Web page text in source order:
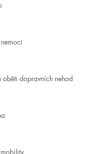
dopravních nehod